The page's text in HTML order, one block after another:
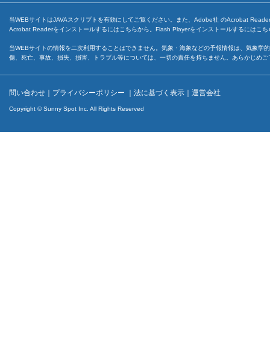
当WEBサイトはJAVAスクリプトを有効にしてご覧ください。また、Adobe社 のAcrobat
Acrobat Readerをインストールするには こちらから。Flash Playerをインストールするには こち
当WEBサイトの情報を二次利用することはできません。気象・海象などの予報情報は、気象
傷、死亡、事故、損失、損害、トラブル等については、一切の責任を持ちません。あらかじめ
問い合わせ ｜ プライバシーポリシー ｜ 法に基づく表示 ｜ 運営会社
Copyright © Sunny Spot Inc. All Rights Reserved